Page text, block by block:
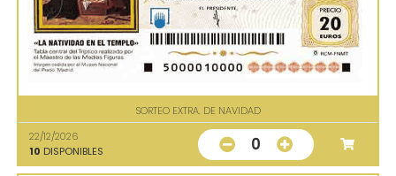
SORTEO EXTRA. DE NAVIDAD
22/12/2026
10 DISPONIBLES 0